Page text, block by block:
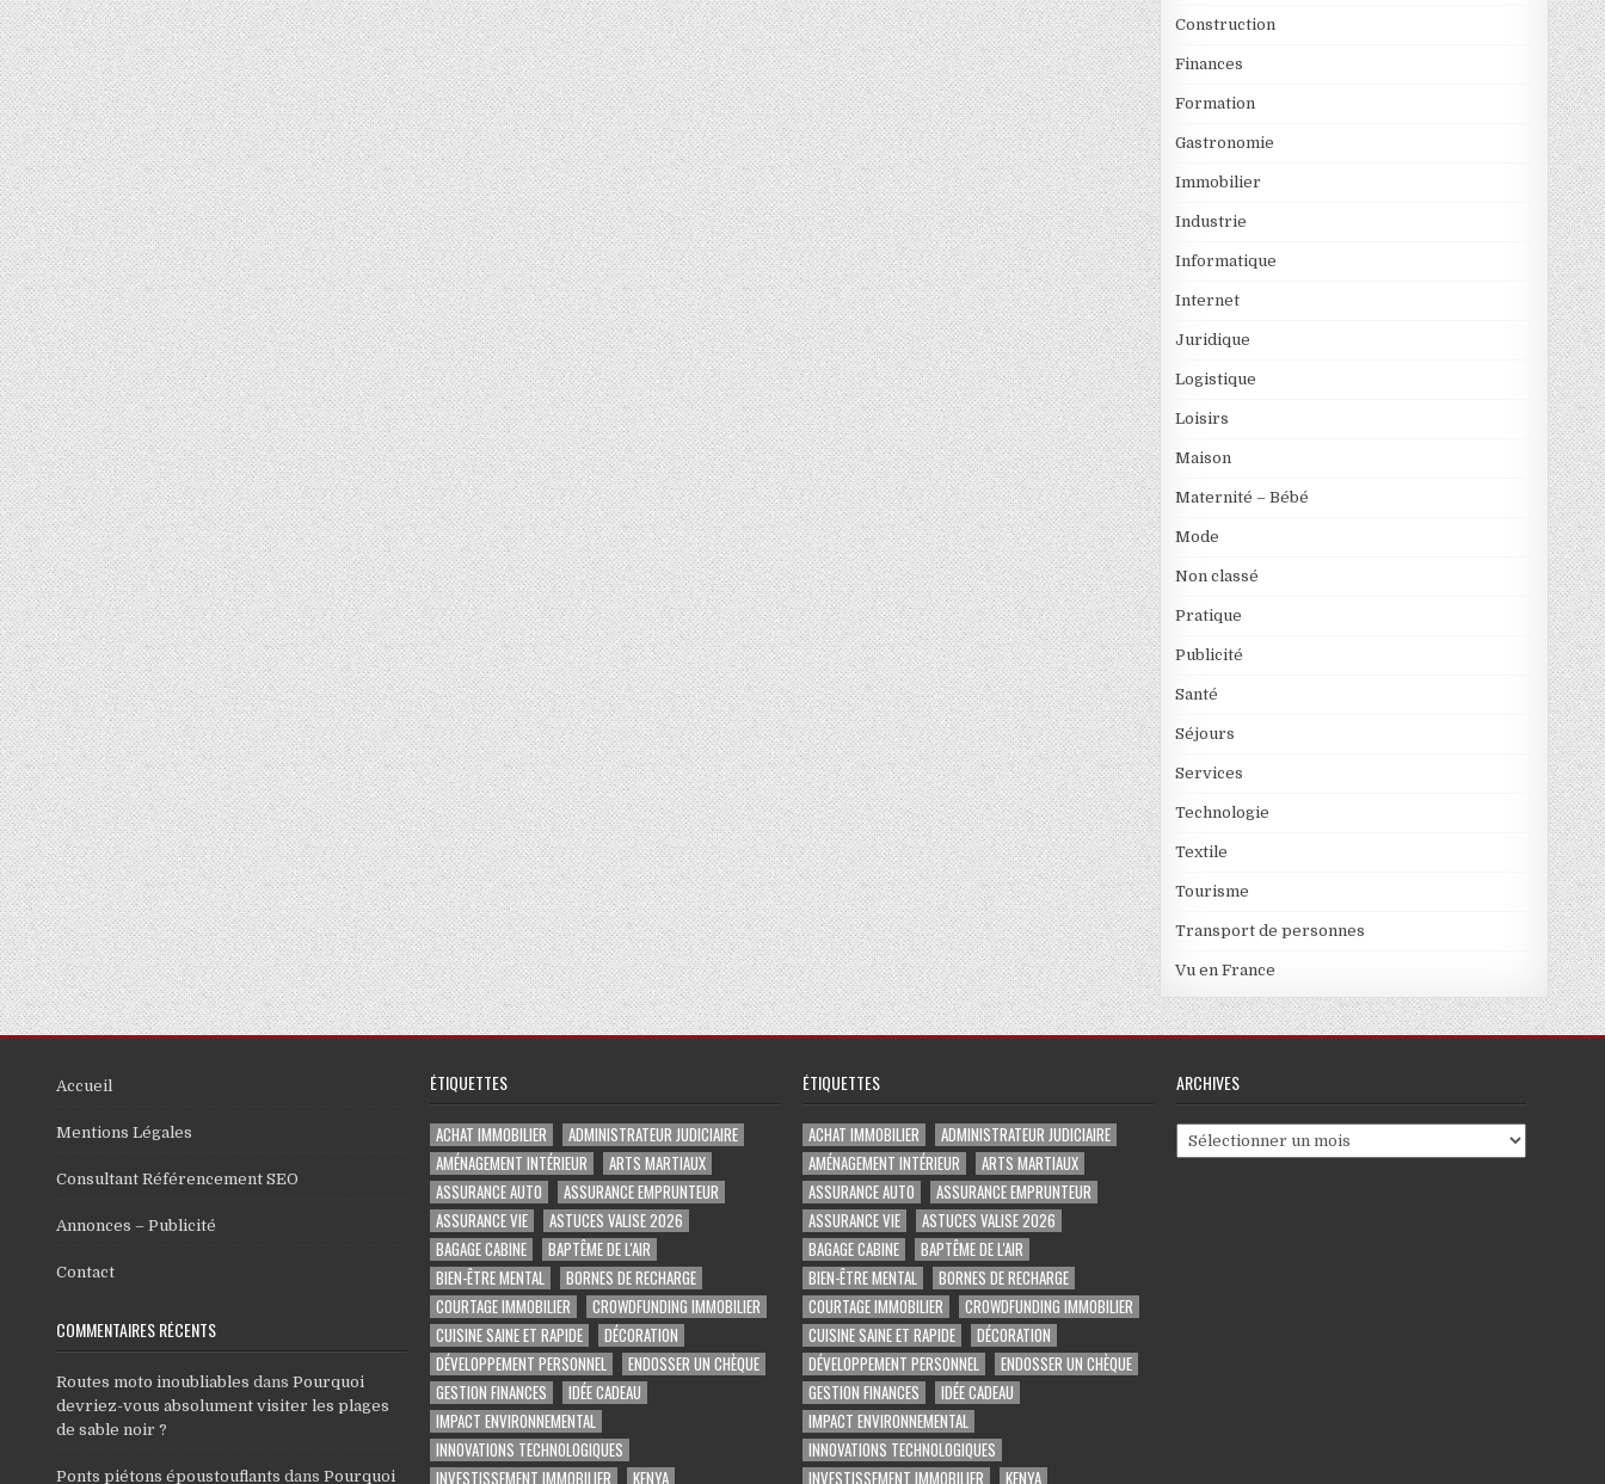
Construction
Finances
Formation
Gastronomie
Immobilier
Industrie
Informatique
Internet
Juridique
Logistique
Loisirs
Maison
Maternité – Bébé
Mode
Non classé
Pratique
Publicité
Santé
Séjours
Services
Technologie
Textile
Tourisme
Transport de personnes
Vu en France
Accueil
Mentions Légales
Consultant Référencement SEO
Annonces – Publicité
Contact
COMMENTAIRES RÉCENTS
Routes moto inoubliables dans Pourquoi
devriez-vous absolument visiter les plages
de sable noir ?
Ponts piétons époustouflants dans Pourquoi
ÉTIQUETTES
ACHAT IMMOBILIER
ADMINISTRATEUR JUDICIAIRE
AMÉNAGEMENT INTÉRIEUR
ARTS MARTIAUX
ASSURANCE AUTO
ASSURANCE EMPRUNTEUR
ASSURANCE VIE
ASTUCES VALISE 2026
BAGAGE CABINE
BAPTÊME DE L'AIR
BIEN-ÊTRE MENTAL
BORNES DE RECHARGE
COURTAGE IMMOBILIER
CROWDFUNDING IMMOBILIER
CUISINE SAINE ET RAPIDE
DÉCORATION
DÉVELOPPEMENT PERSONNEL
ENDOSSER UN CHÈQUE
GESTION FINANCES
IDÉE CADEAU
IMPACT ENVIRONNEMENTAL
INNOVATIONS TECHNOLOGIQUES
INVESTISSEMENT IMMOBILIER
KENYA
ÉTIQUETTES
ACHAT IMMOBILIER
ADMINISTRATEUR JUDICIAIRE
AMÉNAGEMENT INTÉRIEUR
ARTS MARTIAUX
ASSURANCE AUTO
ASSURANCE EMPRUNTEUR
ASSURANCE VIE
ASTUCES VALISE 2026
BAGAGE CABINE
BAPTÊME DE L'AIR
BIEN-ÊTRE MENTAL
BORNES DE RECHARGE
COURTAGE IMMOBILIER
CROWDFUNDING IMMOBILIER
CUISINE SAINE ET RAPIDE
DÉCORATION
DÉVELOPPEMENT PERSONNEL
ENDOSSER UN CHÈQUE
GESTION FINANCES
IDÉE CADEAU
IMPACT ENVIRONNEMENTAL
INNOVATIONS TECHNOLOGIQUES
INVESTISSEMENT IMMOBILIER
KENYA
ARCHIVES
Archives